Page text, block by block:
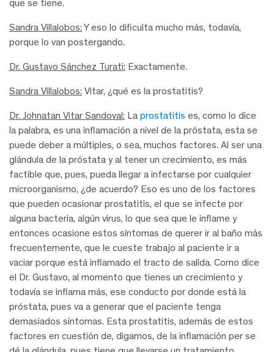
que se tiene.
Sandra Villalobos: Y eso lo dificulta mucho más, todavía,
porque lo van postergando.
Dr. Gustavo Sánchez Turati: Exactamente.
Sandra Villalobos: Vitar, ¿qué es la prostatitis?
Dr. Johnatan Vitar Sandoval: La prostatitis es, como lo dice
la palabra, es una inflamación a nivel de la próstata, esta se
puede deber a múltiples, o sea, muchos factores. Al ser una
glándula de la próstata y al tener un crecimiento, es más
factible que, pues, pueda llegar a infectarse por cualquier
microorganismo, ¿de acuerdo? Eso es uno de los factores
que pueden ocasionar prostatitis, el que se infecte por
alguna bacteria, algún virus, lo que sea que le inflame y
entonces ocasione estos síntomas de querer ir al baño más
frecuentemente, que le cueste trabajo al paciente ir a
vaciar porque está inflamado el tracto de salida. Como dice
el Dr. Gustavo, al momento que tienes un crecimiento y
todavía se inflama más, ese conducto por donde está la
próstata, pues va a generar que el paciente tenga
demasiados síntomas. Esta prostatitis, además de estos
factores en cuestión de, digamos, de la inflamación per se